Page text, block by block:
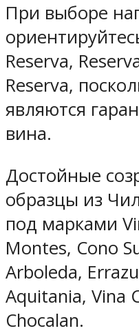
При выборе
Reserva,
Reserva,
являются
вина.
Достойные
образцы из
под марками
Montes, Cono
Arboleda,
Aquitania, Vina
Chocalan.